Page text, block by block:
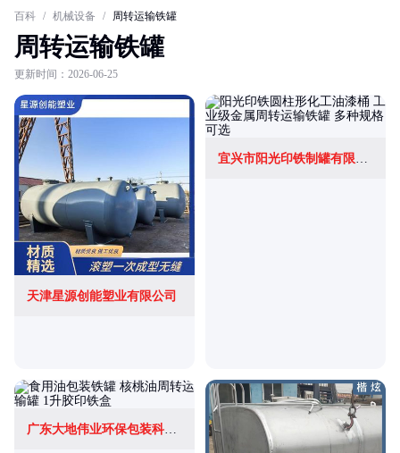
百科 / 机械设备 / 周转运输铁罐
周转运输铁罐
更新时间：2026-06-25
天津星源创能塑业有限公司
宜兴市阳光印铁制罐有限公司